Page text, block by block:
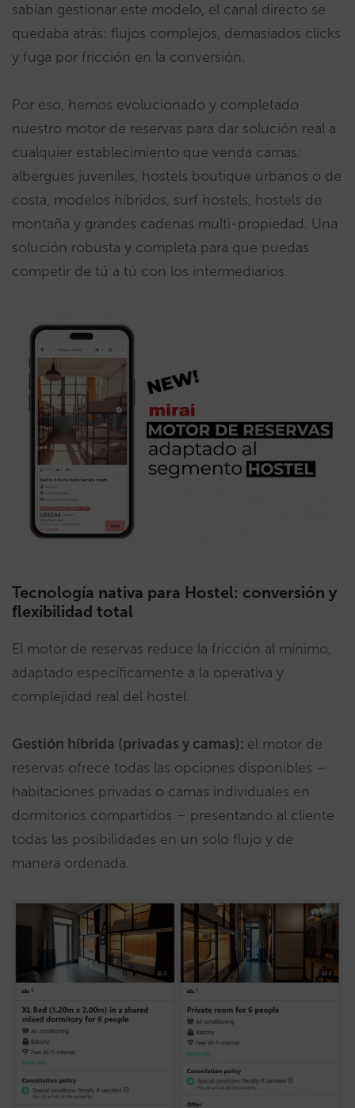
sabían gestionar este modelo, el canal directo se
quedaba atrás: flujos complejos, demasiados clicks
y fuga por fricción en la conversión.
Por eso, hemos evolucionado y completado
nuestro motor de reservas para dar solución real a
cualquier establecimiento que venda camas:
albergues juveniles, hostels boutique urbanos o de
costa, modelos híbridos, surf hostels, hostels de
montaña y grandes cadenas multi-propiedad. Una
solución robusta y completa para que puedas
competir de tú a tú con los intermediarios.
Tecnología nativa para Hostel: conversión y
flexibilidad total
El motor de reservas reduce la fricción al mínimo,
adaptado específicamente a la operativa y
complejidad real del hostel.
Gestión híbrida (privadas y camas): el motor de
reservas ofrece todas las opciones disponibles –
habitaciones privadas o camas individuales en
dormitorios compartidos – presentando al cliente
todas las posibilidades en un solo flujo y de
manera ordenada.